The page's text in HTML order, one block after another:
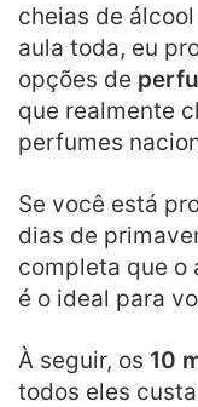
cheias de
aula toda, eu
opções de
que realmente
perfumes
Se você está
dias de
completa que o
é o ideal para
À seguir, os 10
todos eles